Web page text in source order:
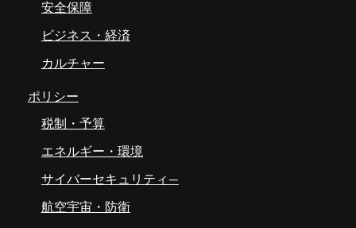
安全保障
ビジネス・経済
カルチャー
ポリシー
税制・予算
エネルギー・環境
サイバーセキュリティ―
航空宇宙・防衛